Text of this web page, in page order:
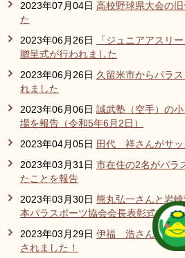
2023年07月04日 高校野球県大会の
た
2023年06月26日
「ジュニアアスリ
贈呈式が行われました
2023年06月26日 久留米市からパラ
れました
2023年06月06日 誠武塾（空手）の
場を報告（令和5年6月2日）
2023年04月05日 田代 祥さんがサッ
2023年03月31日 市在住の2名がパラ
たことを報告
2023年03月30日 熊丸弘一さんと岩
本パラスポーツ協会会長表彰式で功
2023年03月29日 伊福 浩さんが福岡
されました！